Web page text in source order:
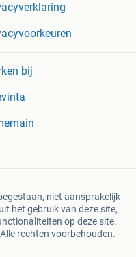
bij
niet aansprakelijk
het gebruik van deze site,
op deze site.
rechten voorbehouden.